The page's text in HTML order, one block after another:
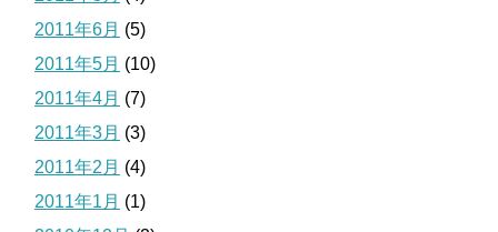
2011年6月 (5)
2011年5月 (10)
2011年4月 (7)
2011年3月 (3)
2011年2月 (4)
2011年1月 (1)